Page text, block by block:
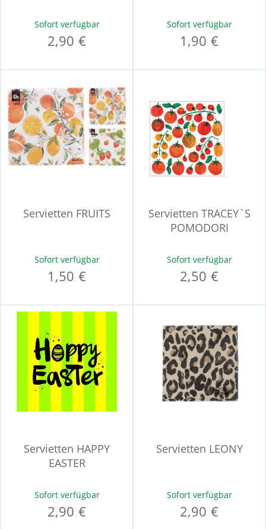
Sofort verfügbar
2,90 €
Sofort verfügbar
1,90 €
Servietten FRUITS
Sofort verfügbar
1,50 €
Servietten TRACEY`S
POMODORI
Sofort verfügbar
2,50 €
Servietten HAPPY
EASTER
Sofort verfügbar
2,90 €
Servietten LEONY
Sofort verfügbar
2,90 €